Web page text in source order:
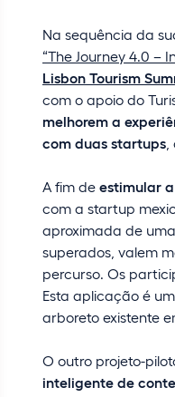
Na sequência da
“The Journey 4.0 –
Lisbon Tourism
com o apoio do
melhorem a
com duas startups
A fim de estimular
com a startup
aproximada de
superados, valem
percurso. Os
Esta aplicação é
arboreto existente
O outro projeto-
inteligente de